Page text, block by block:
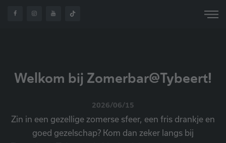
HOME OVER
Welkom bij Zomerbar@Tybeert!
2026/06/15
Zin in een gezellige zomerse sfeer, een fris drankje en
goed gezelschap? Kom dan zeker langs bij